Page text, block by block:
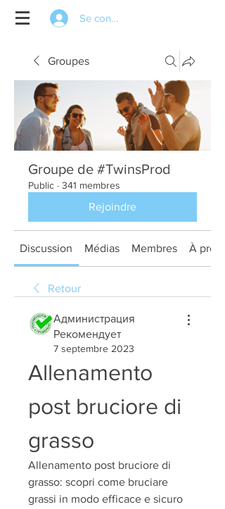
Se connecter
Groupes
Groupe de #TwinsProd
Public · 341 membres
Rejoindre
Discussion Médias Membres À
Retour
Администрация
Рекомендует
7 septembre 2023
Allenamento
post bruciore di
grasso
Allenamento post bruciore di
grasso: scopri come bruciare
grassi in modo efficace e sicuro